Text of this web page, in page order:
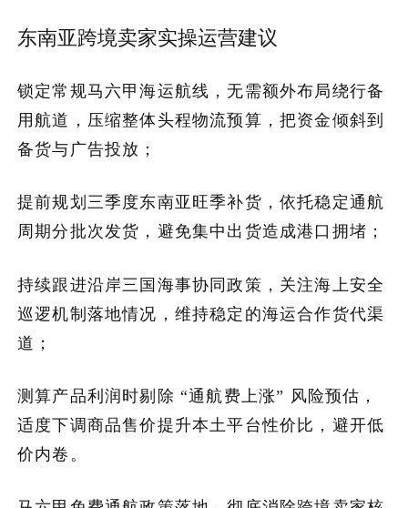
东南亚跨境卖家实操运营建议
锁定常规马六甲海运航线，无需额外布局绕行备
用航道，压缩整体头程物流预算，把资金倾斜到
备货与广告投放；
提前规划三季度东南亚旺季补货，依托稳定通航
周期分批次发货，避免集中出货造成港口拥堵；
持续跟进沿岸三国海事协同政策，关注海上安全
巡逻机制落地情况，维持稳定的海运合作货代渠
道；
测算产品利润时剔除 “通航费上涨” 风险预估，
适度下调商品售价提升本土平台性价比，避开低
价内卷。